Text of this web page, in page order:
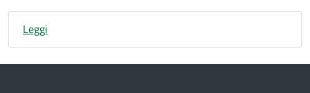
Leggi